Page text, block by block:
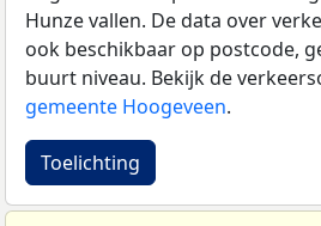
Hunze vallen. De data over
ook beschikbaar op postcode,
buurt niveau. Bekijk de
gemeente Hoogeveen.
Toelichting